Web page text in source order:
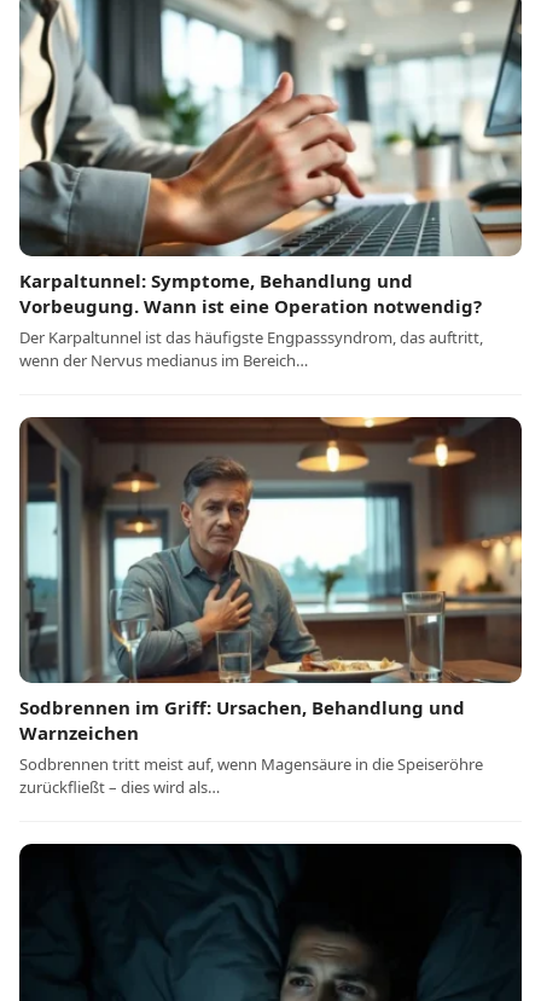
Karpaltunnel: Symptome, Behandlung und
Vorbeugung. Wann ist eine Operation notwendig?
Der Karpaltunnel ist das häufigste Engpasssyndrom, das auftritt,
wenn der Nervus medianus im Bereich…
Sodbrennen im Griff: Ursachen, Behandlung und
Warnzeichen
Sodbrennen tritt meist auf, wenn Magensäure in die Speiseröhre
zurückfließt – dies wird als…